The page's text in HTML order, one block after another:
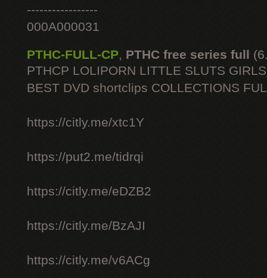
-----------------
000A000031
PTHC-FULL-CP, PTHC free series full
PTHCP LOLIPORN LITTLE SLUTS
BEST DVD shortclips COLLECTIONS
https://citly.me/xtc1Y
https://put2.me/tidrqi
https://citly.me/eDZB2
https://citly.me/BzAJI
https://citly.me/v6ACg